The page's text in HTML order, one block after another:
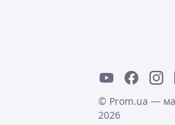
© Prom.ua —
2026